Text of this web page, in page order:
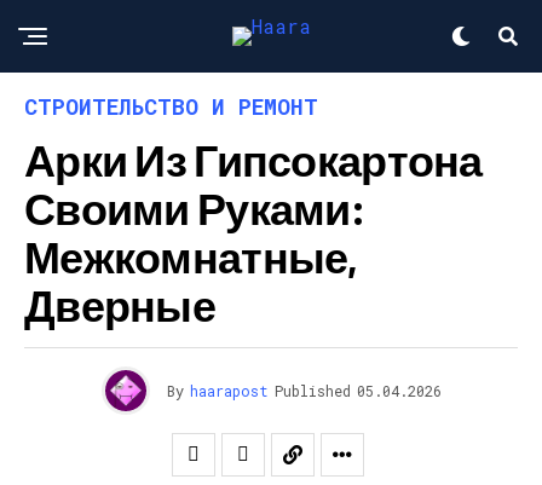
СТРОИТЕЛЬСТВО И РЕМОНТ
Арки Из Гипсокартона
Своими Руками:
Межкомнатные,
Дверные
By haarapost Published 05.04.2026